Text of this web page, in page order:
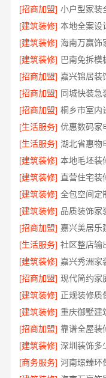
[招商加盟]
[建筑装修]
[建筑装修] 海南万赢饰
[建筑装修]
[招商加盟] 嘉兴锦居装
[招商加盟] 同城快装急
[招商加盟]
[生活服务]
[生活服务]
[建筑装修]
[建筑装修]
[建筑装修]
[建筑装修]
[招商加盟]
[生活服务]
[建筑装修]
[招商加盟]
[建筑装修]
[建筑装修]
[招商加盟]
[建筑装修] 深圳装饰多
[商务服务] 河南璟臻环